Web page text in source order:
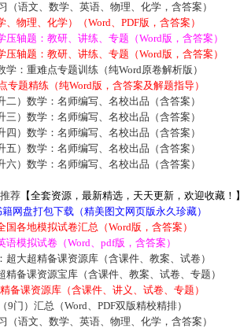
（语文、数学、英语、物理、化学，含答案）
物理、化学）（Word、PDF版，含答案）
轴题：教研、讲练、专题（Word版，含答案）
轴题：教研、讲练、专题（Word版，含答案）
：重难点专题训练（纯Word原卷解析版）
专题精练（纯Word版，含答案及解题指导）
二）数学：名师编写、名校出品（含答案）
三）数学：名师编写、名校出品（含答案）
四）数学：名师编写、名校出品（含答案）
五）数学：名师编写、名校出品（含答案）
六）数学：名师编写、名校出品（含答案）
荐【全套资源，最新精选，天天更新，欢迎收藏！】
网盘打包下载（精美图文网页版永久珍藏）
各地模拟试卷汇总（Word版，含答案）
模拟试卷（Word、pdf版，含答案）
超大超精备课资源库（含课件、教案、试卷）
精备课资源宝库（含课件、教案、试卷、专题）
备课资源库（含课件、讲义、试卷、专题）
门）汇总（Word、PDF双版精校精排）
（语文、数学、英语、物理、化学，含答案）